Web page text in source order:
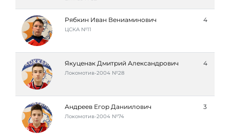
Рябкин Иван Вениаминович
ЦСКА №11
4
Якуценак Дмитрий Александрович
Локомотив-2004 №28
4
Андреев Егор Даниилович
Локомотив-2004 №74
3